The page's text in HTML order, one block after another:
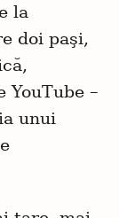
la
doi paşi,
–
unui